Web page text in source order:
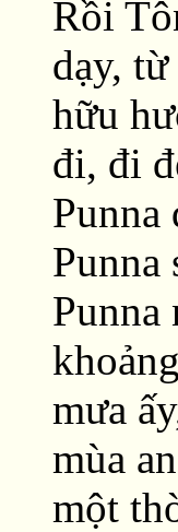
Rồi
dạy,
hữu
đi, đi
Punna
Punna
Punna
mưa
mùa
một